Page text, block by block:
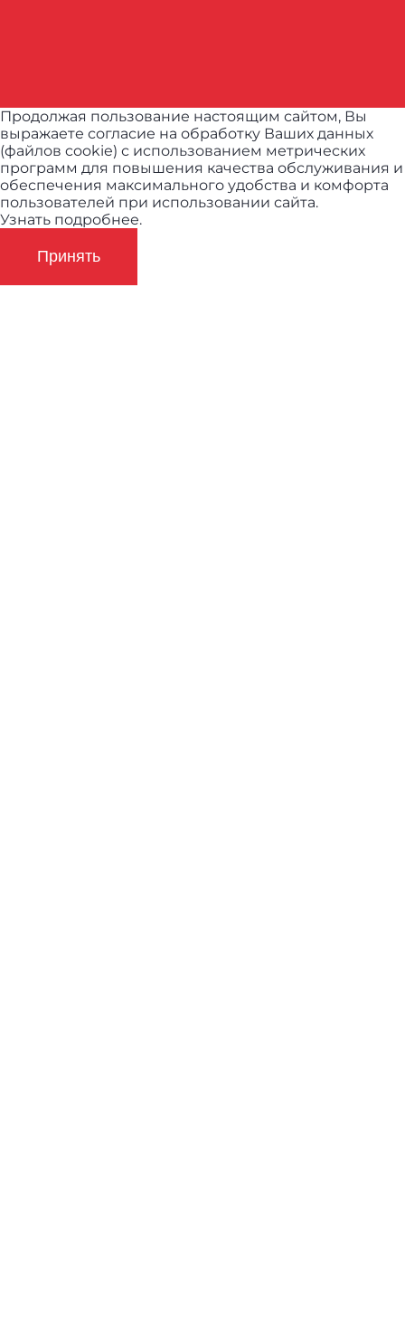
Продолжая пользование настоящим сайтом, Вы
выражаете согласие на обработку Ваших данных
(файлов cookie) с использованием метрических
программ для повышения качества обслуживания и
обеспечения максимального удобства и комфорта
пользователей при использовании сайта.
Узнать подробнее.
Принять